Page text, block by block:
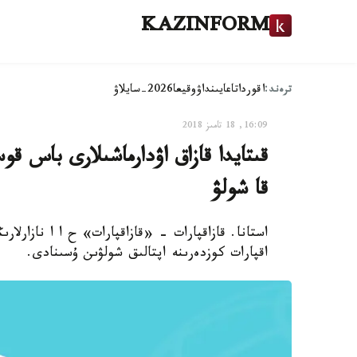
KAZINFORM
ترەند:اقورداتاعايىنداۋوقيعا2026-سايلاۋ
16:09, 18 تامىز 2018
قىتايدا قازاق اۋدارماشىلارى
قا شولۋ
استانا. قازاقپارات - «قازاقپارات» ح ا ا
اقپارات كوزدەرىنە اپتالىق شولۋىن ۇسىنادى.